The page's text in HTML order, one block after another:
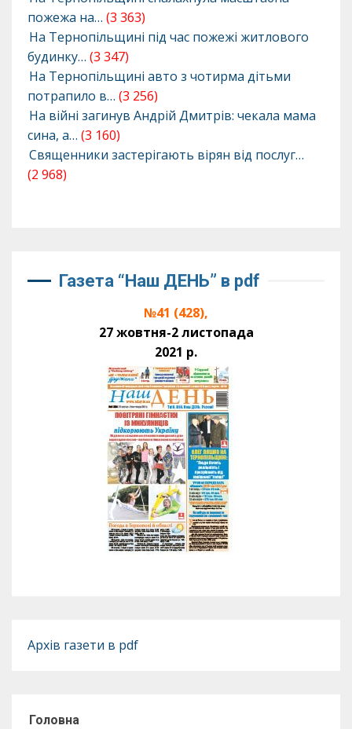
пожежа на… (3 363)
На Тернопільщині під час пожежі житлового
будинку… (3 347)
На Тернопільщині авто з чотирма дітьми
потрапило в… (3 256)
На війні загинув Андрій Дмитрів: чекала мама
сина, а… (3 160)
Священники застерігають вірян від послуг…
(2 968)
Газета “Наш ДЕНЬ” в pdf
№41 (428),
27 жовтня-2 листопада
2021 р.
Архів газети в pdf
Головна